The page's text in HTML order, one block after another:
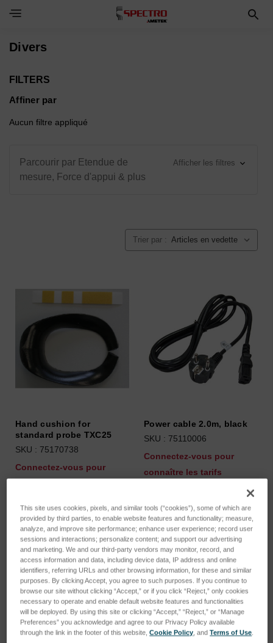
Toggle Navigation Menu
Divers
FILTERS
Affiner par
Aucun filtre appliqué
Parcourir par Etendue de
mesure, Force d'appui & plus
Afficher les filtres
Trier par :
Hand cushion for
standard probe TXC25
SKU : 75170738
Connectez-vous pour
Power cable 2.0m, black
SKU : 75110006
Connectez-vous pour
connaître les tarifs
This site uses cookies, pixels, and similar tools (“cookies”), some of which are
provided by third parties, to enable website features and functionality; measure,
analyze, and improve site performance; enhance user experience; record user
sessions and interactions; personalize content; and support our advertising
and marketing. We and our third-party vendors may monitor, record, and
access information and data, including device data, IP address and online
identifiers, referring URLs and other browsing information, for these and similar
purposes. By clicking Accept, you agree to such purposes. If you continue to
browse our site without clicking “Accept,” or if you click “Reject,” only cookies
necessary to operate and enable default website features and functionalities
will be deployed. By using this site or clicking “Accept,” “Reject,” or “Manage
Preferences” you acknowledge and agree to our Privacy Policy available
through the link in the footer of this website,Cookie Policy, andTerms of Use.